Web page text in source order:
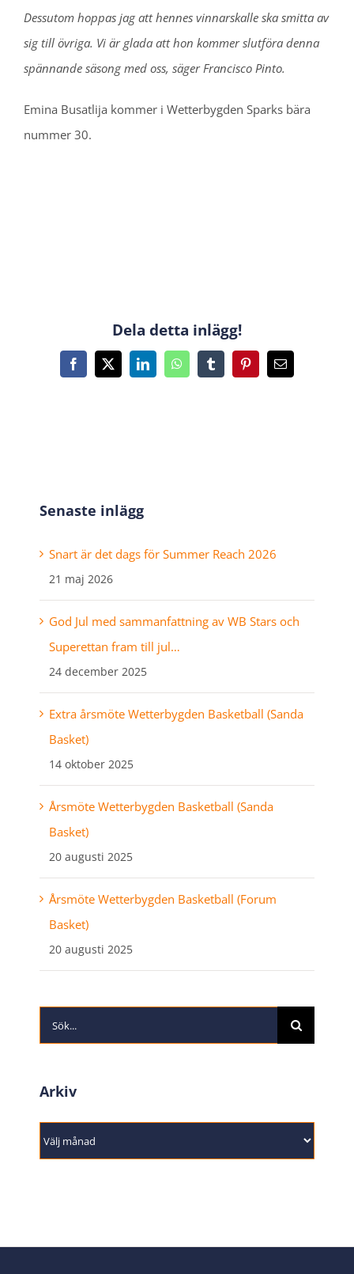
Dessutom hoppas jag att hennes vinnarskalle ska smitta av
sig till övriga. Vi är glada att hon kommer slutföra denna
spännande säsong med oss, säger Francisco Pinto.
Emina Busatlija kommer i Wetterbygden Sparks bära
nummer 30.
Dela detta inlägg!
Facebook
X LinkedInWhatsAppTumblrPinterest
E-
post
Senaste inlägg
Snart är det dags för Summer Reach 2026
21 maj 2026
God Jul med sammanfattning av WB Stars och
Superettan fram till jul…
24 december 2025
Extra årsmöte Wetterbygden Basketball (Sanda
Basket)
14 oktober 2025
Årsmöte Wetterbygden Basketball (Sanda
Basket)
20 augusti 2025
Årsmöte Wetterbygden Basketball (Forum
Basket)
20 augusti 2025
Sök
efter:
Arkiv
Arkiv